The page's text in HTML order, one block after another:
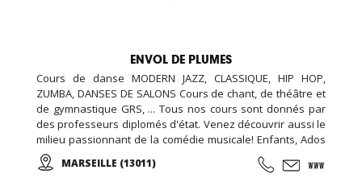
ENVOL DE PLUMES
Cours de danse MODERN JAZZ, CLASSIQUE, HIP HOP,
ZUMBA, DANSES DE SALONS Cours de chant, de théâtre et
de gymnastique GRS, ... Tous nos cours sont donnés par
des professeurs diplomés d'état. Venez découvrir aussi le
milieu passionnant de la comédie musicale! Enfants, Ados
et Adultes. Stages vacances, Anniversaires, ... Cours
d'essai offert !
MARSEILLE (13011)